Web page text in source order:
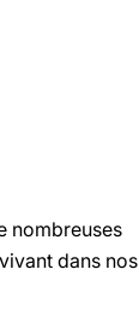
nombreuses
dans nos